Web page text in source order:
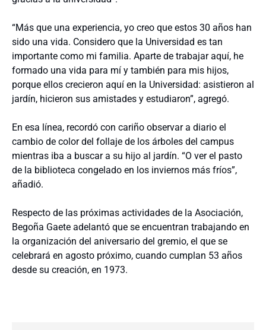
“Más que una experiencia, yo creo que estos 30 años han
sido una vida. Considero que la Universidad es tan
importante como mi familia. Aparte de trabajar aquí, he
formado una vida para mí y también para mis hijos,
porque ellos crecieron aquí en la Universidad: asistieron al
jardín, hicieron sus amistades y estudiaron”, agregó.
En esa línea, recordó con cariño observar a diario el
cambio de color del follaje de los árboles del campus
mientras iba a buscar a su hijo al jardín. “O ver el pasto
de la biblioteca congelado en los inviernos más fríos”,
añadió.
Respecto de las próximas actividades de la Asociación,
Begoña Gaete adelantó que se encuentran trabajando en
la organización del aniversario del gremio, el que se
celebrará en agosto próximo, cuando cumplan 53 años
desde su creación, en 1973.